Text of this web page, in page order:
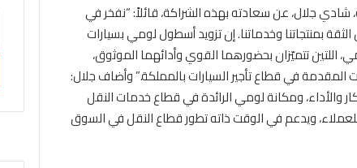
شادي جلال، عن سعادته بهذه الشراكة، قائلاً: “نفخر في
بمنتجاتنا وخدماتنا. إن تزويد أسطول لومي بسيارات
اللتين تتميّزان بحضورهما القوي وأدائهما الموثوق،
في قطاع تأجير السيارات بالمملكة.” وأضاف جلال:
والأداء، ومكانة لومي الرائدة في قطاع خدمات النقل
ويدعم في الوقت ذاته تطور قطاع النقل في السوق